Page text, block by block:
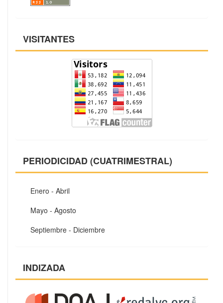
VISITANTES
PERIODICIDAD (CUATRIMESTRAL)
Enero - Abril
Mayo - Agosto
Septiembre - Diciembre
INDIZADA